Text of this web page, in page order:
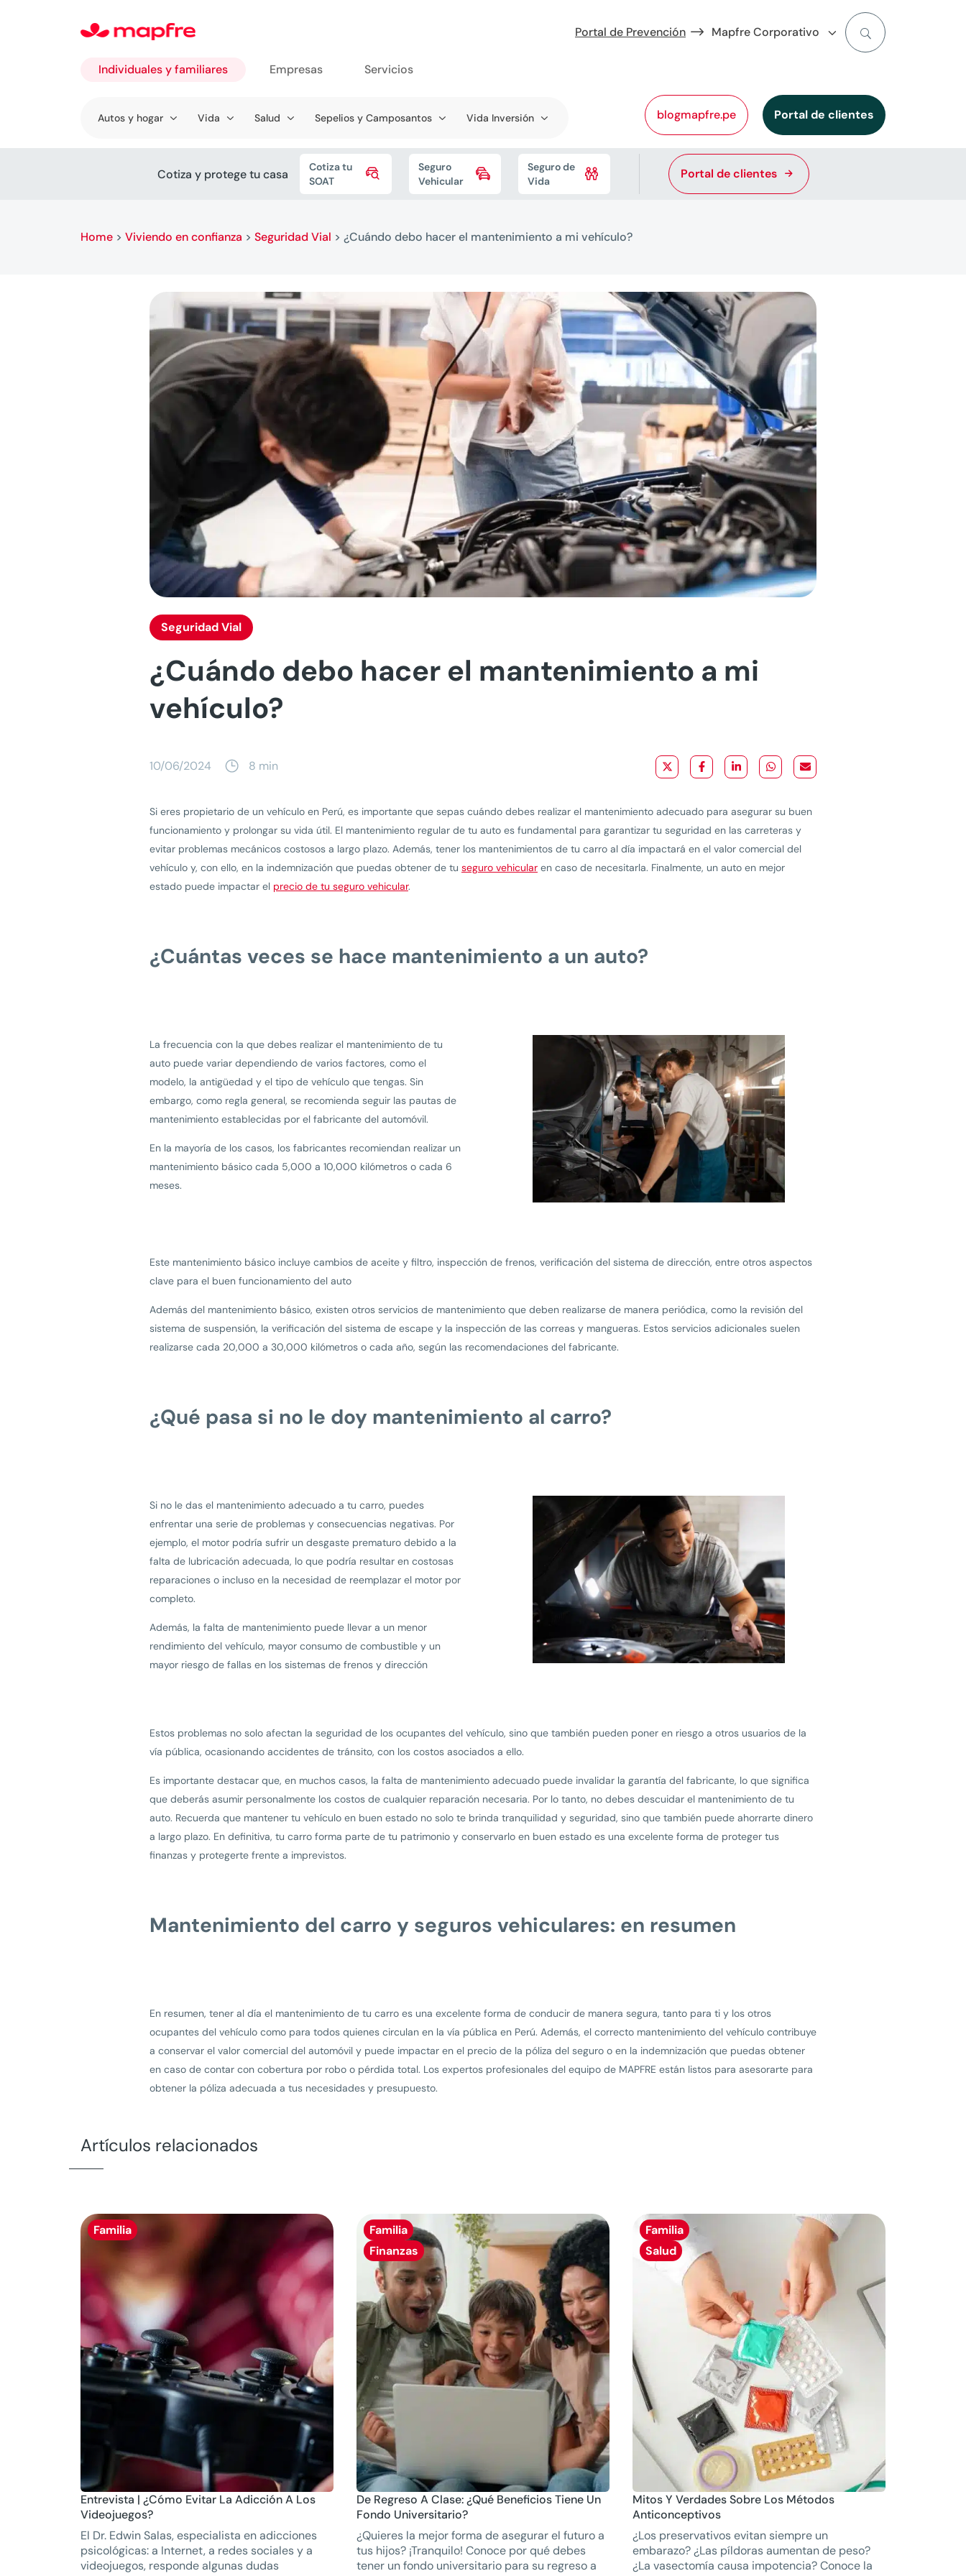
Portal de Prevención Mapfre Corporativo
blogmapfre.pe Portal de clientes
Individuales y familiares
Ir a
Autos y hogar Vida Salud Sepelios y Camposantos Vida Inversión
Empresas Servicios
Cotiza y protege tu casa 
Cotiza tu
SOAT

Seguro
Vehicular

Seguro de
Vida
Portal de clientes
Home > Viviendo en confianza > Seguridad Vial > ¿Cuándo debo hacer el mantenimiento a mi vehículo?
Seguridad Vial
¿Cuándo debo hacer el mantenimiento a mi
vehículo?
10/06/2024 8 min
Si eres propietario de un vehículo en Perú, es importante que sepas cuándo debes realizar el mantenimiento adecuado para asegurar su buen
funcionamiento y prolongar su vida útil. El mantenimiento regular de tu auto es fundamental para garantizar tu seguridad en las carreteras y
evitar problemas mecánicos costosos a largo plazo. Además, tener los mantenimientos de tu carro al día impactará en el valor comercial del
vehículo y, con ello, en la indemnización que puedas obtener de tu seguro vehicular en caso de necesitarla. Finalmente, un auto en mejor
estado puede impactar el precio de tu seguro vehicular.
¿Cuántas veces se hace mantenimiento a un auto?
La frecuencia con la que debes realizar el mantenimiento de tu
auto puede variar dependiendo de varios factores, como el
modelo, la antigüedad y el tipo de vehículo que tengas. Sin
embargo, como regla general, se recomienda seguir las pautas de
mantenimiento establecidas por el fabricante del automóvil.
En la mayoría de los casos, los fabricantes recomiendan realizar un
mantenimiento básico cada 5,000 a 10,000 kilómetros o cada 6
meses.
Este mantenimiento básico incluye cambios de aceite y filtro, inspección de frenos, verificación del sistema de dirección, entre otros aspectos
clave para el buen funcionamiento del auto
Además del mantenimiento básico, existen otros servicios de mantenimiento que deben realizarse de manera periódica, como la revisión del
sistema de suspensión, la verificación del sistema de escape y la inspección de las correas y mangueras. Estos servicios adicionales suelen
realizarse cada 20,000 a 30,000 kilómetros o cada año, según las recomendaciones del fabricante.
¿Qué pasa si no le doy mantenimiento al carro?
Si no le das el mantenimiento adecuado a tu carro, puedes
enfrentar una serie de problemas y consecuencias negativas. Por
ejemplo, el motor podría sufrir un desgaste prematuro debido a la
falta de lubricación adecuada, lo que podría resultar en costosas
reparaciones o incluso en la necesidad de reemplazar el motor por
completo.
Además, la falta de mantenimiento puede llevar a un menor
rendimiento del vehículo, mayor consumo de combustible y un
mayor riesgo de fallas en los sistemas de frenos y dirección
Estos problemas no solo afectan la seguridad de los ocupantes del vehículo, sino que también pueden poner en riesgo a otros usuarios de la
vía pública, ocasionando accidentes de tránsito, con los costos asociados a ello.
Es importante destacar que, en muchos casos, la falta de mantenimiento adecuado puede invalidar la garantía del fabricante, lo que significa
que deberás asumir personalmente los costos de cualquier reparación necesaria. Por lo tanto, no debes descuidar el mantenimiento de tu
auto. Recuerda que mantener tu vehículo en buen estado no solo te brinda tranquilidad y seguridad, sino que también puede ahorrarte dinero
a largo plazo. En definitiva, tu carro forma parte de tu patrimonio y conservarlo en buen estado es una excelente forma de proteger tus
finanzas y protegerte frente a imprevistos.
Mantenimiento del carro y seguros vehiculares: en resumen
En resumen, tener al día el mantenimiento de tu carro es una excelente forma de conducir de manera segura, tanto para ti y los otros
ocupantes del vehículo como para todos quienes circulan en la vía pública en Perú. Además, el correcto mantenimiento del vehículo contribuye
a conservar el valor comercial del automóvil y puede impactar en el precio de la póliza del seguro o en la indemnización que puedas obtener
en caso de contar con cobertura por robo o pérdida total. Los expertos profesionales del equipo de MAPFRE están listos para asesorarte para
obtener la póliza adecuada a tus necesidades y presupuesto.
Artículos relacionados
Familia
Entrevista | ¿Cómo Evitar La Adicción A Los
Videojuegos?
El Dr. Edwin Salas, especialista en adicciones
psicológicas: a Internet, a redes sociales y a
videojuegos, responde algunas dudas
Familia
Finanzas
De Regreso A Clase: ¿Qué Beneficios Tiene Un
Fondo Universitario?
¿Quieres la mejor forma de asegurar el futuro a
tus hijos? ¡Tranquilo! Conoce por qué debes
tener un fondo universitario para su regreso a
Familia
Salud
Mitos Y Verdades Sobre Los Métodos
Anticonceptivos
¿Los preservativos evitan siempre un
embarazo? ¿Las píldoras aumentan de peso?
¿La vasectomía causa impotencia? Conoce la